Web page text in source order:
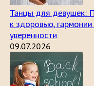
Танцы для девушек:
к здоровью, гармонии
уверенности
09.07.2026